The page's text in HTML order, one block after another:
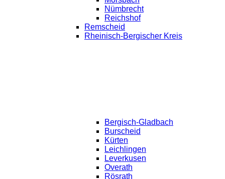
Nümbrecht
Reichshof
Remscheid
Rheinisch-Bergischer Kreis
Bergisch-Gladbach
Burscheid
Kürten
Leichlingen
Leverkusen
Overath
Rösrath